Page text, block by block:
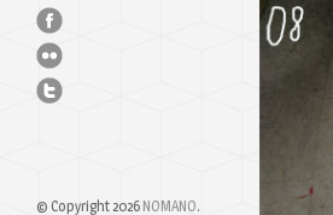
© Copyright 2026 NOMANO.